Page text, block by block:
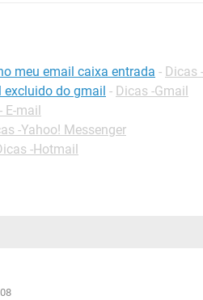
meu email caixa entrada - Dicas
excluido do gmail - Dicas -Gmail
E-mail
-Yahoo! Messenger
-Hotmail